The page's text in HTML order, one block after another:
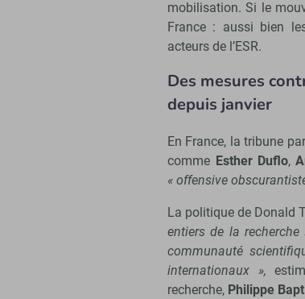
mobilisation. Si le
France : aussi bien
acteurs de l’ESR.
Des mesures
depuis janvier
En France, la tribune
comme Esther Duflo,
« offensive
La politique de Donald
entiers de la recherche
communauté
internationaux »,
recherche, Philippe